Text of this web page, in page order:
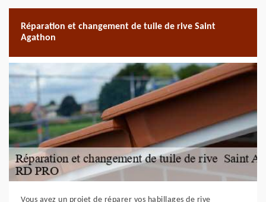
Réparation et changement de tuile de rive Saint
Agathon
Vous avez un projet de réparer vos habillages de rive